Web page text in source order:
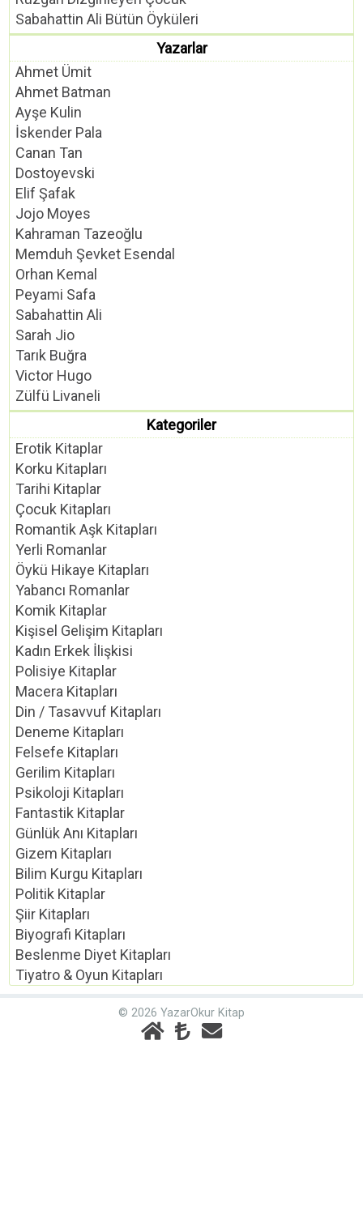
Sabahattin Ali Bütün Öyküleri
Yazarlar
Ahmet Ümit
Ahmet Batman
Ayşe Kulin
İskender Pala
Canan Tan
Dostoyevski
Elif Şafak
Jojo Moyes
Kahraman Tazeoğlu
Memduh Şevket Esendal
Orhan Kemal
Peyami Safa
Sabahattin Ali
Sarah Jio
Tarık Buğra
Victor Hugo
Zülfü Livaneli
Kategoriler
Erotik Kitaplar
Korku Kitapları
Tarihi Kitaplar
Çocuk Kitapları
Romantik Aşk Kitapları
Yerli Romanlar
Öykü Hikaye Kitapları
Yabancı Romanlar
Komik Kitaplar
Kişisel Gelişim Kitapları
Kadın Erkek İlişkisi
Polisiye Kitaplar
Macera Kitapları
Din / Tasavvuf Kitapları
Deneme Kitapları
Felsefe Kitapları
Gerilim Kitapları
Psikoloji Kitapları
Fantastik Kitaplar
Günlük Anı Kitapları
Gizem Kitapları
Bilim Kurgu Kitapları
Politik Kitaplar
Şiir Kitapları
Biyografi Kitapları
Beslenme Diyet Kitapları
Tiyatro & Oyun Kitapları
© 2026 YazarOkur Kitap